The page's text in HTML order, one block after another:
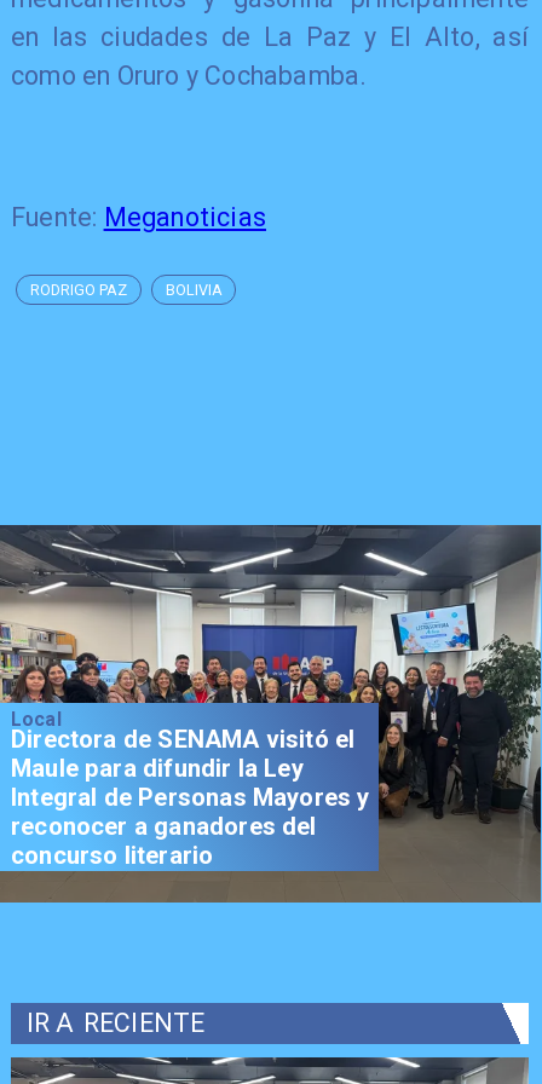
en las ciudades de La Paz y El Alto, así
como en Oruro y Cochabamba.
Fuente: Meganoticias
RODRIGO PAZ BOLIVIA
Local
Directora de SENAMA visitó el
Maule para difundir la Ley
Integral de Personas Mayores y
reconocer a ganadores del
concurso literario
IR A RECIENTE